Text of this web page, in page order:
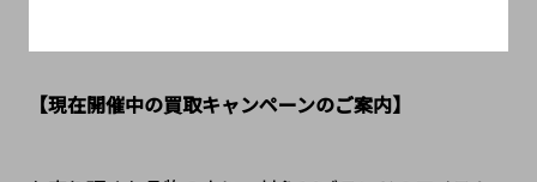
【現在開催中の買取キャンペーンのご案内】